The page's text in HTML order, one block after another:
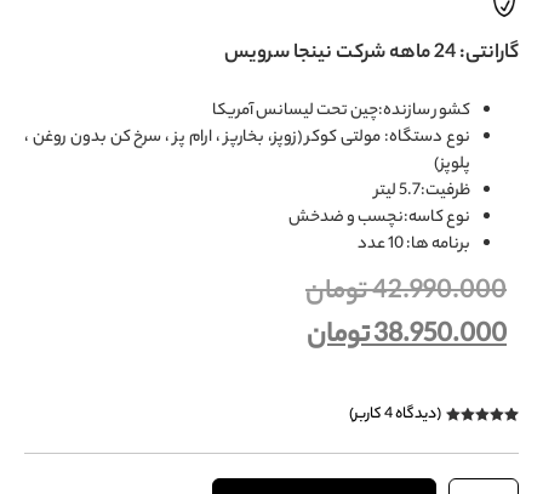
گارانتی: 24 ماهه شرکت نینجا سرویس
کشور سازنده:چین تحت لیسانس آمریکا
نوع دستگاه: مولتی کوکر (زوپز، بخارپز ، ارام پز ، سرخ کن بدون روغن ،
پلوپز)
ظرفیت:5.7 لیتر
نوع کاسه:نچسب و ضدخش
برنامه ها:10 عدد
42.990.000تومان
38.950.000تومان
(دیدگاه4کاربر)